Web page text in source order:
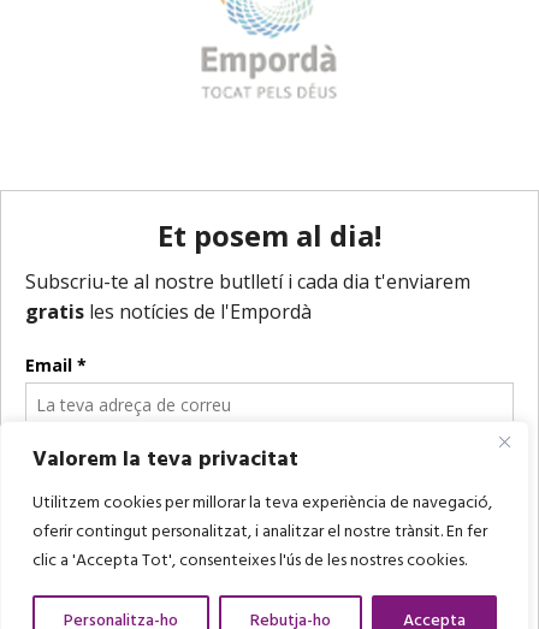
Valorem la teva privacitat
Utilitzem cookies per millorar la teva experiència de navegació,
oferir contingut personalitzat, i analitzar el nostre trànsit. En fer
clic a 'Accepta Tot', consenteixes l'ús de les nostres cookies.
Personalitza-ho Rebutja-ho Accepta